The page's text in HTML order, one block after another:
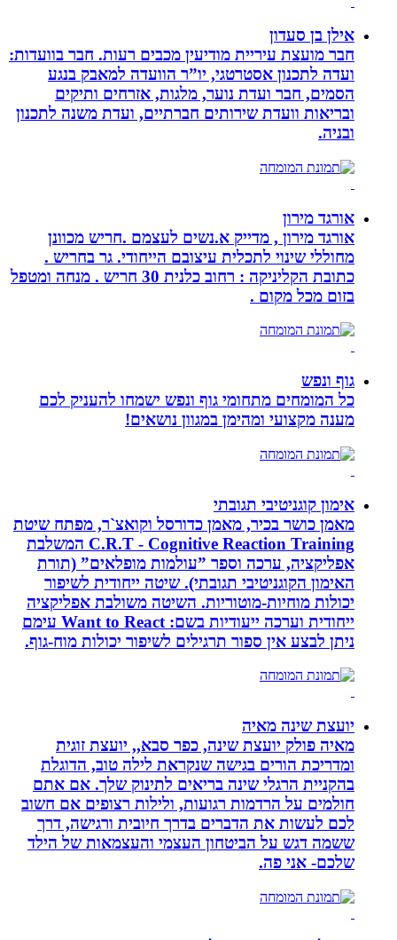
אילן בן סעדון
חבר מועצת עיריית מודיעין מכבים רעות. חבר בוועדות:
ועדה לתכנון אסטרטגי, יו”ר הוועדה למאבק בנגע
הסמים, חבר ועדת נוער, מלגות, אזרחים ותיקים
ובריאות וועדת שירותים חברתיים, ועדת משנה לתכנון
אורגד מירון
אורגד מירון , מדייק א.נשים לעצמם .חריש מכוונן
מחוללי שינוי לתכלית עיצובם הייחודי. גר בחריש .
כתובת הקליניקה : רחוב כלנית 30 חריש . מנחה ומטפל
בזום מכל מקום .
גוף ונפש
כל המומחים מתחומי גוף ונפש ישמחו להעניק לכם
מענה מקצועי ומהימן במגוון נושאים!
אימון קוגניטיבי תגובתי
מאמן כושר בכיר, מאמן כדורסל וקואצ`ר, מפתח שיטת
C.R.T - Cognitive Reaction Training המשלבת
אפליקציה, ערכה וספר ”עולמות מופלאים” (תורת
האימון הקוגניטיבי תגובתי). שיטה ייחודית לשיפור
יכולות מוחיות-מוטוריות. השיטה משולבת אפליקציה
ייחודית וערכה ייעודיות בשם: Want to React עימם
ניתן לבצע אין ספור תרגילים לשיפור יכולות מוח-גוף.
יועצת שינה מאיה
מאיה פולק יועצת שינה, כפר סבא,, יועצת זוגית
ומדריכת הורים בגישה שנקראת לילה טוב, הדוגלת
בהקניית הרגלי שינה בריאים לתינוק שלך. אם אתם
חולמים על הרדמות רגועות, ולילות רצופים אם חשוב
לכם לעשות את הדברים בדרך חיובית ורגישה, דרך
ששמה דגש על הביטחון העצמי והעצמאות של הילד
שלכם- אני פה.